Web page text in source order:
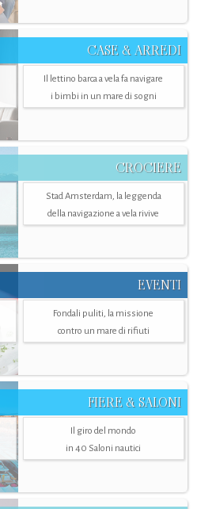
CASE & ARREDI
Il lettino barca a vela fa navigare
i bimbi in un mare di sogni
CROCIERE
Stad Amsterdam, la leggenda
della navigazione a vela rivive
EVENTI
Fondali puliti, la missione
contro un mare di rifiuti
FIERE & SALONI
Il giro del mondo
in 40 Saloni nautici